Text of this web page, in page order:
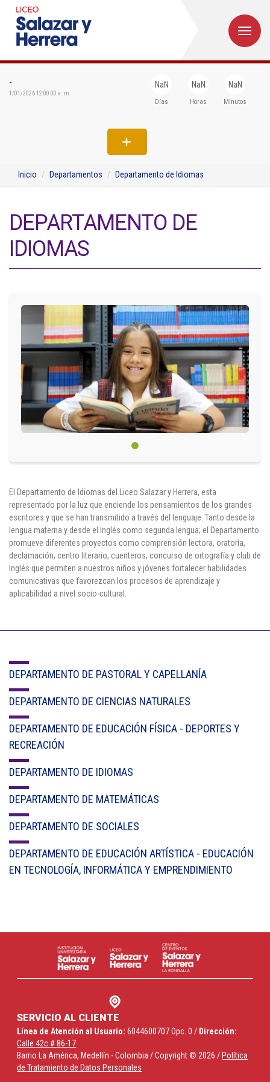
-
1/01/2026 12:00:00 a. m.
NaN
Días
NaN
Horas
NaN
Minutos
Inicio Departamentos Departamento de Idiomas
DEPARTAMENTO DE
IDIOMAS
El Departamento de Idiomas del Liceo Salazar y Herrera, esta
representado por la luz que enciende los pensamientos de los grandes
escritores y que se han transmitido a través del lenguaje. Tanto desde la
lengua materna y desde el Inglés como segunda lengua; el Departamento
promueve diferentes proyectos como comprensión lectora, oratoria,
declamación, centro literario, cuenteros, concurso de ortografía y club de
Inglés que permiten a nuestros niños y jóvenes fortalecer habilidades
comunicativas que favorezcan los procesos de aprendizaje y
aplicabilidad a nivel socio-cultural.
DEPARTAMENTO DE PASTORAL Y CAPELLANÍA
DEPARTAMENTO DE CIENCIAS NATURALES
DEPARTAMENTO DE EDUCACIÓN FÍSICA - DEPORTES Y
RECREACIÓN
DEPARTAMENTO DE IDIOMAS
DEPARTAMENTO DE MATEMÁTICAS
DEPARTAMENTO DE SOCIALES
DEPARTAMENTO DE EDUCACIÓN ARTÍSTICA - EDUCACIÓN
EN TECNOLOGÍA, INFORMÁTICA Y EMPRENDIMIENTO
SERVICIO AL CLIENTE
Línea de Atención al Usuario: 6044600707 Opc. 0 / Dirección:
Calle 42c # 86-17
Barrio La América, Medellín - Colombia / Copyright © 2026 / Política
de Tratamiento de Datos Personales
Formación
Departamentos
Extensión
Bienestar
Biblioteca
Académico
Padres
Egresados
Pagos
PQRSF
Línea de Atención al Cliente
+574 460 07 07
Cl 42 C 86-17
Medellín - Colombia - Suramérica